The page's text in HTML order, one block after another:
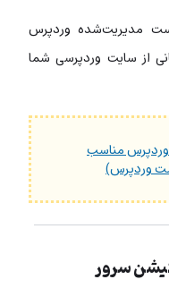
مدیریت‌شده وردپرس
از سایت وردپرسی شما
مناسب
وردپرس)
سرور